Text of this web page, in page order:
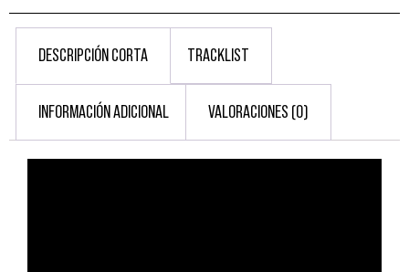
DESCRIPCIÓN CORTA TRACKLIST
INFORMACIÓN ADICIONAL VALORACIONES (0)